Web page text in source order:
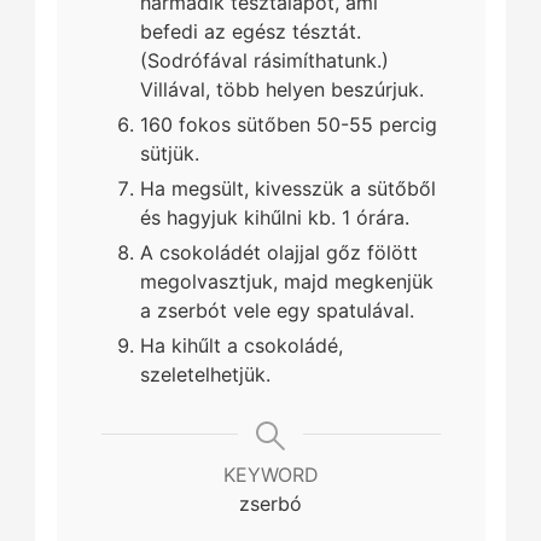
befedi az egész tésztát.
(Sodrófával rásimíthatunk.)
Villával, több helyen beszúrjuk.
160 fokos sütőben 50-55 percig
sütjük.
Ha megsült, kivesszük a sütőből
és hagyjuk kihűlni kb. 1 órára.
A csokoládét olajjal gőz fölött
megolvasztjuk, majd megkenjük
a zserbót vele egy spatulával.
Ha kihűlt a csokoládé,
szeletelhetjük.
KEYWORD
zserbó